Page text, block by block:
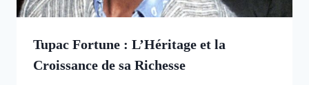
Tupac Fortune : L’Héritage et la
Croissance de sa Richesse